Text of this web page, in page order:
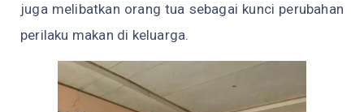
juga melibatkan orang tua sebagai kunci perubahan
perilaku makan di keluarga.